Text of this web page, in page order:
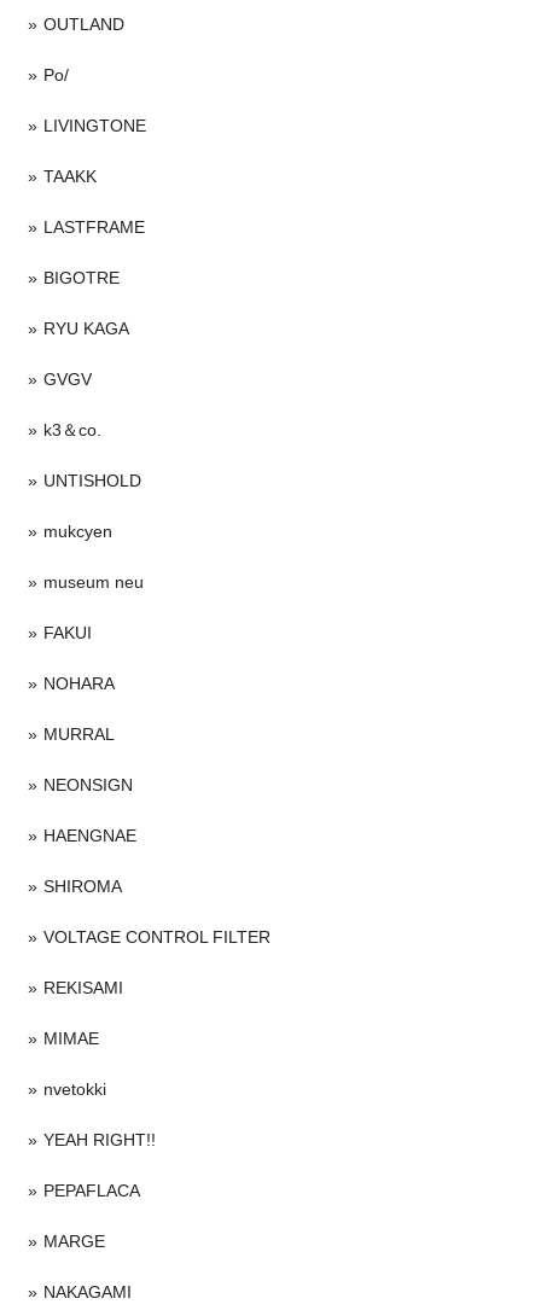
OUTLAND
Po/
LIVINGTONE
TAAKK
LASTFRAME
BIGOTRE
RYU KAGA
GVGV
k3＆co.
UNTISHOLD
mukcyen
museum neu
FAKUI
NOHARA
MURRAL
NEONSIGN
HAENGNAE
SHIROMA
VOLTAGE CONTROL FILTER
REKISAMI
MIMAE
nvetokki
YEAH RIGHT!!
PEPAFLACA
MARGE
NAKAGAMI